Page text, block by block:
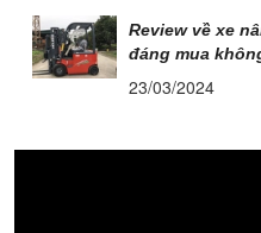
Review về xe
đáng mua
23/03/2024